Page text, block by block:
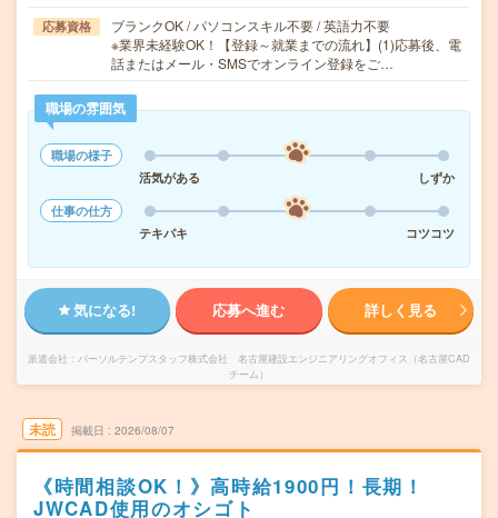
応募資格
ブランクOK / パソコンスキル不要 / 英語力不要
※業界未経験OK！【登録～就業までの流れ】(1)応募後、電
話またはメール・SMSでオンライン登録をご…
職場の雰囲気
職場の様子
活気がある
しずか
仕事の仕方
テキパキ
コツコツ
気になる! 応募へ進む 詳しく見る
派遣会社
パーソルテンプスタッフ株式会社 名古屋建設エンジニアリングオフィス（名古屋CAD
チーム）
未読 掲載日 2026/08/07
《時間相談OK！》高時給1900円！長期！
JWCAD使用のオシゴト